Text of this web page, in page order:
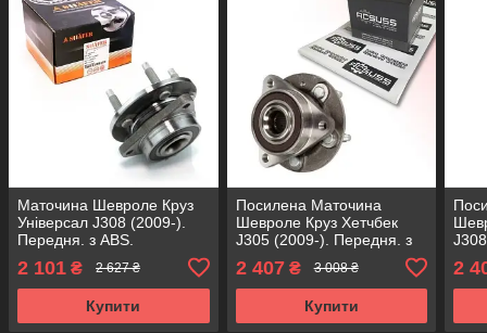
Маточина Шевроле Круз
Універсал J308 (2009-).
Передня. з ABS.
713644910 SHAFER
Австрія
2 101 ₴ 2 627 ₴
Купити
Посилена Маточина
Шевроле Круз Хетчбек
J305 (2009-). Передня. з
VKBA6714 , R153.66 ,
713644910
2 407₴ 3 008 ₴
Купити
2